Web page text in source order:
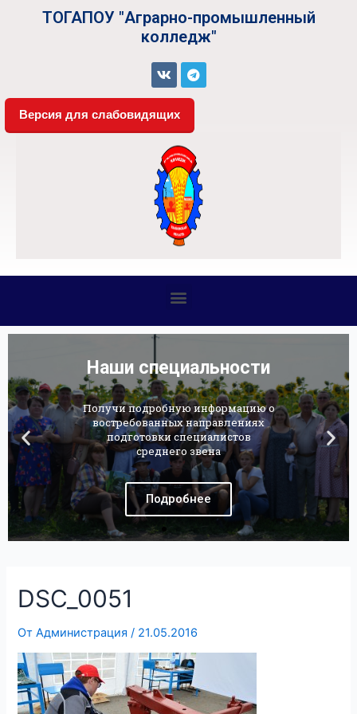
ТОГАПОУ "Аграрно-промышленный
колледж"
Версия для слабовидящих
Наши специальности
Получи подробную информацию о
востребованных направлениях
подготовки специалистов
среднего звена
Подробнее
DSC_0051
От Администрация / 21.05.2016